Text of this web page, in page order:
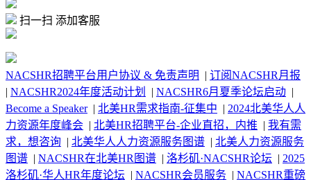
扫一扫 添加客服
NACSHR招聘平台用户协议 & 免责声明 | 订阅NACSHR月报
| NACSHR2024年度活动计划 | NACSHR6月夏季论坛启动 |
Become a Speaker| 北美HR需求指南-征集中 | 2024北美华人人
力资源年度峰会 | 北美HR招聘平台-企业直招，内推 | 我有需
求，想咨询 | 北美华人人力资源服务图谱 | 北美人力资源服务
图谱 | NACSHR在北美HR图谱 | 洛杉矶·NACSHR论坛 | 2025
洛杉矶·华人HR年度论坛 | NACSHR会员服务 | NACSHR重磅